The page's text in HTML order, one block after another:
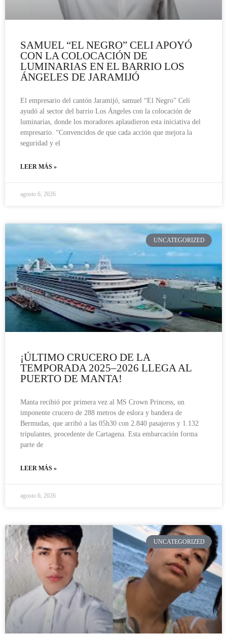
SAMUEL “EL NEGRO” CELI APOYÓ
CON LA COLOCACIÓN DE
LUMINARIAS EN EL BARRIO LOS
ÁNGELES DE JARAMIJÓ
El empresario del cantón Jaramijó, samuel “El Negro” Celi
ayudó al sector del barrio Los Ángeles con la colocación de
luminarias, donde los moradores aplaudieron esta iniciativa del
empresario. “Convencidos de que cada acción que mejora la
seguridad y el
LEER MÁS »
agosto 6, 2026
UNCATEGORIZED
¡ÚLTIMO CRUCERO DE LA
TEMPORADA 2025–2026 LLEGA AL
PUERTO DE MANTA!
Manta recibió por primera vez al MS Crown Princess, un
imponente crucero de 288 metros de eslora y bandera de
Bermudas, que arribó a las 05h30 con 2.840 pasajeros y 1.132
tripulantes, procedente de Cartagena. Esta embarcación forma
parte de
LEER MÁS »
agosto 6, 2026
UNCATEGORIZED